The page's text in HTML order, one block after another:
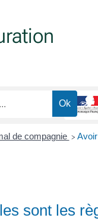
de compagnie >
sont les